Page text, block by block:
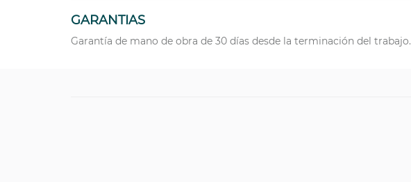
GARANTIAS
Garantía de mano de obra de 30 días desde la terminación del trabajo.